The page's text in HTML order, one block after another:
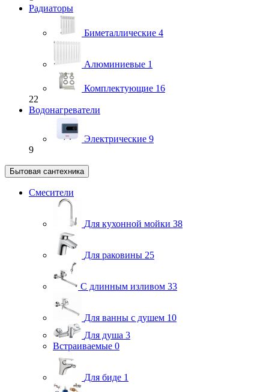
Радиаторы
Биметаллические 4
Алюминиевые 1
Комплектующие 16
22
Водонагреватели
Электрические 9
9
Бытовая сантехника
Смесители
Для кухонной мойки 38
Для раковины 25
С длинным изливом 33
Для ванны с душем 10
Для душа 3
Встраиваемые 0
Для биде 1